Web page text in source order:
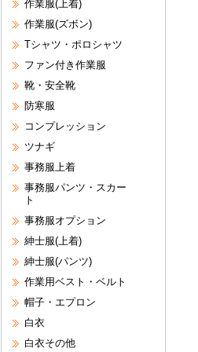
作業服(上着)
作業服(ズボン)
Tシャツ・ポロシャツ
ファン付き作業服
靴・安全靴
防寒服
コンプレッション
ツナギ
事務服上着
事務服パンツ・スカー
ト
事務服オプション
紳士服(上着)
紳士服(パンツ)
作業用ベスト・ベルト
帽子・エプロン
白衣
白衣その他